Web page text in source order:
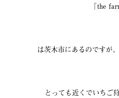
「the
は茨木市にあるのですが
とっても近くでいちご